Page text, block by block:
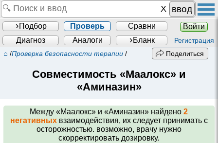
ввод
Подбор Проверь Сравни
Войти
Диагноз
Аналоги Бланк Регистрация
⌂ /Проверка безопасности терапии / Поделиться
Совместимость «Маалокс» и
«Аминазин»
Между«Маалокс» и «Аминазин» найдено2
негативныхвзаимодействия, их следует принимать с
осторожностью. возможно, врачу нужно
скорректировать дозировку.